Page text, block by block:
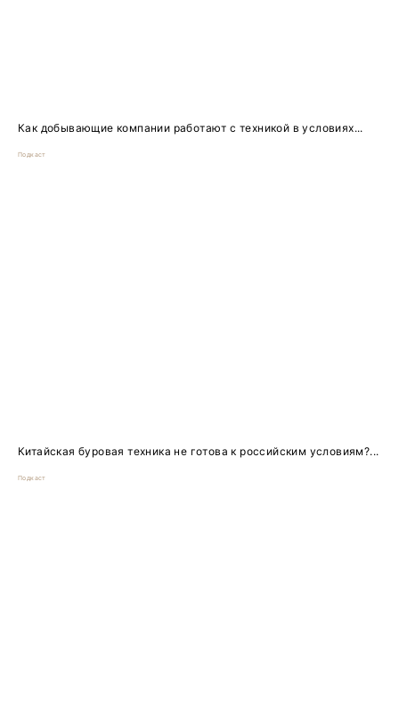
Как добывающие компании работают с техникой в условиях...
Подкаст
Китайская буровая техника не готова к российским условиям?...
Подкаст